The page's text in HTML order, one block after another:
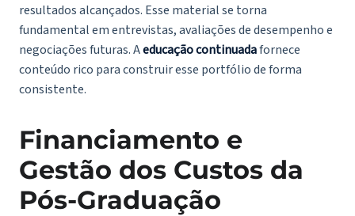
resultados alcançados. Esse material se torna
fundamental em entrevistas, avaliações de desempenho e
negociações futuras. Aeducação continuadafornece
conteúdo rico para construir esse portfólio de forma
consistente.
Financiamento e
Gestão dos Custos da
Pós-Graduação